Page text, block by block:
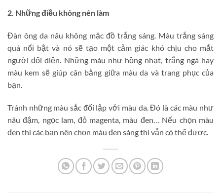
2. Những điều không nên làm
Đàn ông da nâu không mặc đồ trắng sáng. Màu trắng sáng
quá nổi bật và nó sẽ tạo một cảm giác khó chịu cho mắt
người đối diện. Những màu như hồng nhạt, trắng ngà hay
màu kem sẽ giúp cân bằng giữa màu da và trang phục của
bạn.
Tránh những màu sắc đối lập với màu da. Đó là các màu như
nâu đậm, ngọc lam, đỏ magenta, màu đen… Nếu chọn màu
đen thì các bạn nên chọn màu đen sáng thì vẫn có thể được.